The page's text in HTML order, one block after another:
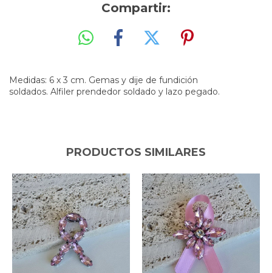
Compartir:
Medidas: 6 x 3 cm. Gemas y dije de fundición
soldados. Alfiler prendedor soldado y lazo pegado.
PRODUCTOS SIMILARES